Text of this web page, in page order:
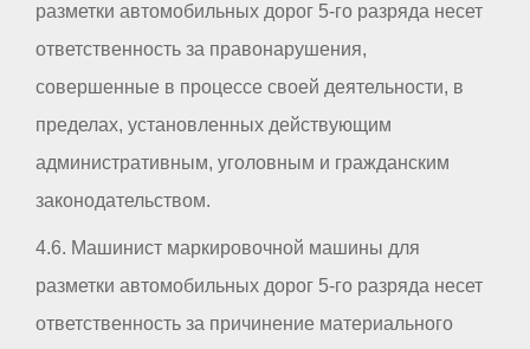
разметки автомобильных дорог 5-го разряда несет
ответственность за правонарушения,
совершенные в процессе своей деятельности, в
пределах, установленных действующим
административным, уголовным и гражданским
законодательством.
4.6. Машинист маркировочной машины для
разметки автомобильных дорог 5-го разряда несет
ответственность за причинение материального